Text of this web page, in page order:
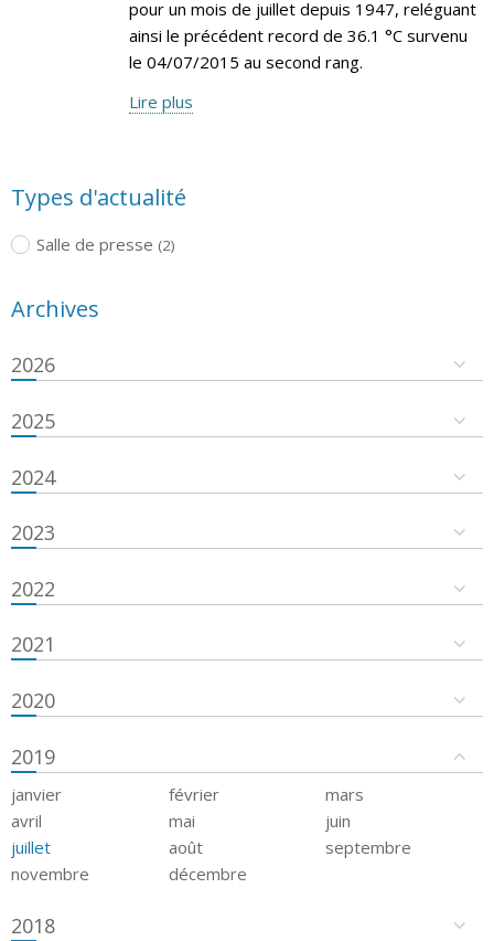
pour un mois de juillet depuis 1947, reléguant
ainsi le précédent record de 36.1 °C survenu
le 04/07/2015 au second rang.
Lire plus
Types d'actualité
Salle de presse (2)
Archives
2026
2025
2024
2023
2022
2021
2020
2019
janvier février
mars
avril
mai
juin
juillet
août
septembre
novembre
décembre
2018